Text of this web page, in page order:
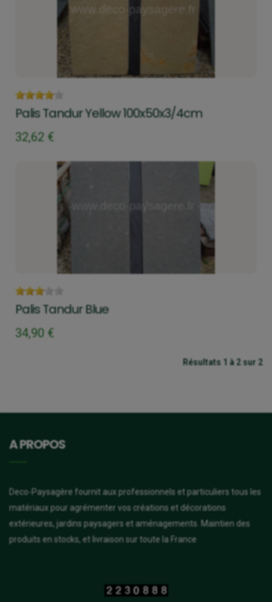
Palis Tandur Yellow 100x50x3/4cm
32,62 €
Palis Tandur Blue
34,90 €
Résultats 1 à 2 sur 2
A PROPOS
Deco-Paysagère fournit aux professionnels et particuliers tous les
matériaux pour agrémenter vos créations et décorations
extérieures, jardins paysagers et aménagements. Maintien des
produits en stocks, et livraison sur toute la France